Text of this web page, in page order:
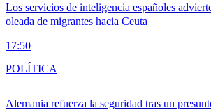
Los servicios de inteligencia españoles
oleada de migrantes hacia Ceuta
17:50
Alemania refuerza la seguridad tras un
POLÍTICA